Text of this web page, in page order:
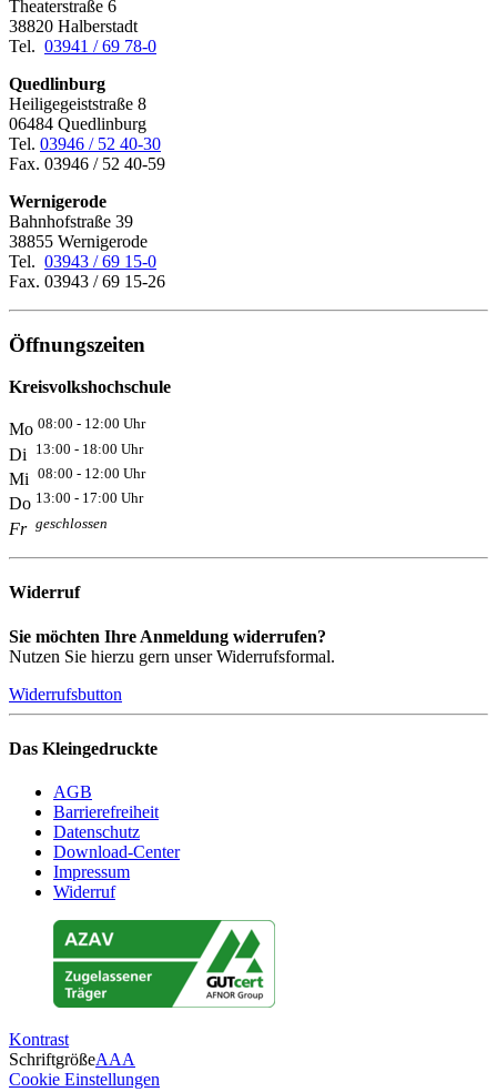
Theaterstraße 6
38820 Halberstadt
Tel. 03941 / 69 78-0
Quedlinburg
Heiligegeiststraße 8
06484 Quedlinburg
Tel. 03946 / 52 40-30
Fax. 03946 / 52 40-59
Wernigerode
Bahnhofstraße 39
38855 Wernigerode
Tel. 03943 / 69 15-0
Fax. 03943 / 69 15-26
Öffnungszeiten
Kreisvolkshochschule
Mo 08:00 - 12:00 Uhr
Di 13:00 - 18:00 Uhr
Mi 08:00 - 12:00 Uhr
Do 13:00 - 17:00 Uhr
Fr geschlossen
Widerruf
Sie möchten Ihre Anmeldung widerrufen?
Nutzen Sie hierzu gern unser Widerrufsformal.
Widerrufsbutton
Das Kleingedruckte
AGB
Barrierefreiheit
Datenschutz
Download-Center
Impressum
Widerruf
Kontrast
SchriftgrößeAAA
Cookie Einstellungen